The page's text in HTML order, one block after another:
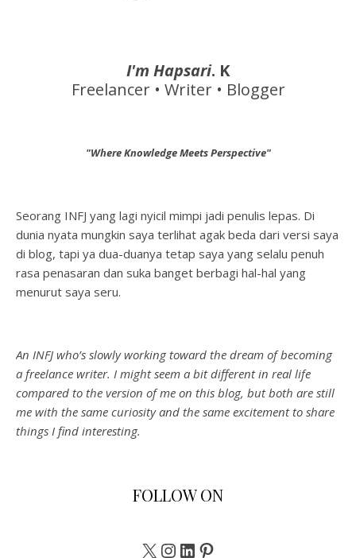
I'm Hapsari. K
Freelancer • Writer • Blogger
"Where Knowledge Meets Perspective"
Seorang INFJ yang lagi nyicil mimpi jadi penulis lepas. Di
dunia nyata mungkin saya terlihat agak beda dari versi saya
di blog, tapi ya dua-duanya tetap saya yang selalu penuh
rasa penasaran dan suka banget berbagi hal-hal yang
menurut saya seru.
An INFJ who’s slowly working toward the dream of becoming
a freelance writer. I might seem a bit different in real life
compared to the version of me on this blog, but both are still
me with the same curiosity and the same excitement to share
things I find interesting.
FOLLOW ON
X Instagram
LinkedInPinterest